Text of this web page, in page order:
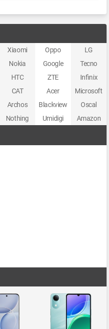
Xiaomi Oppo
LG
Nokia Google
Tecno
HTC ZTE
Infinix
CAT Acer
Microsoft
Archos Blackview
Oscal
Nothing Umidigi Amazon